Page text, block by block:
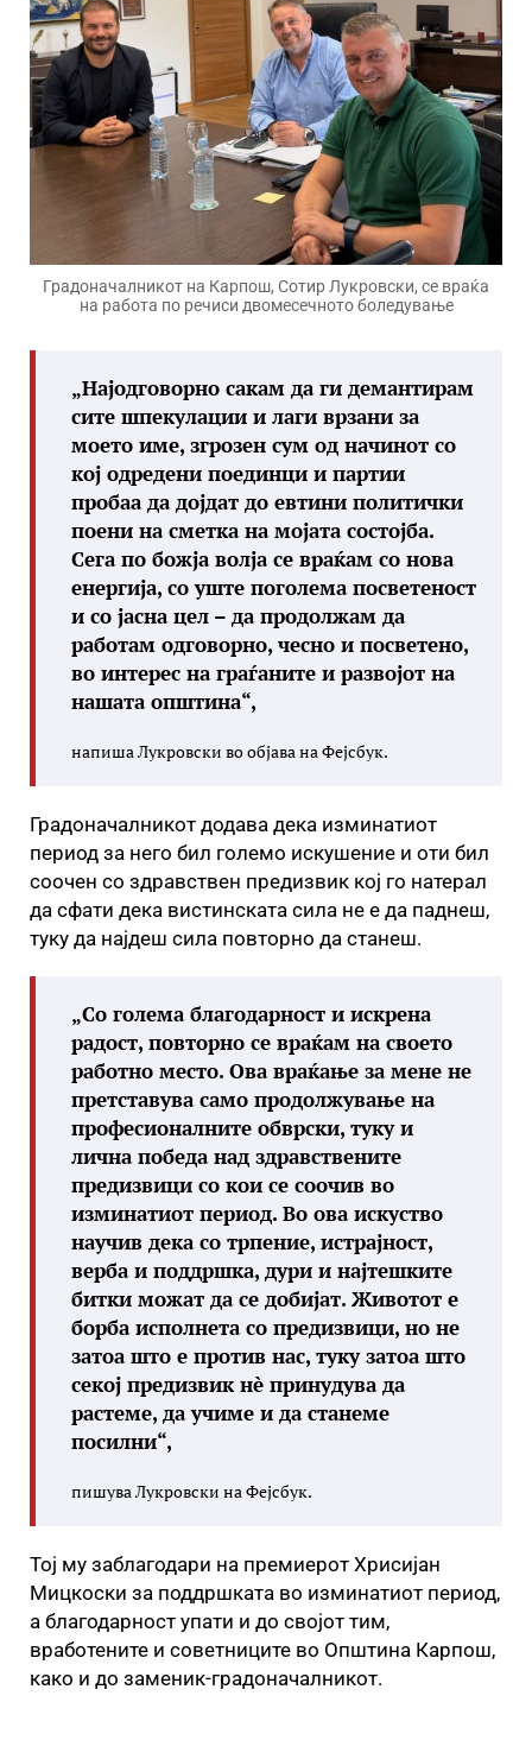
Градоначалникот на Карпош, Сотир Лукровски, се враќа
на работа по речиси двомесечното боледување
„Најодговорно сакам да ги демантирам
сите шпекулации и лаги врзани за
моето име, згрозен сум од начинот со
кој одредени поединци и партии
пробаа да дојдат до евтини политички
поени на сметка на мојата состојба.
Сега по божја волја се враќам со нова
енергија, со уште поголема посветеност
и со јасна цел – да продолжам да
работам одговорно, чесно и посветено,
во интерес на граѓаните и развојот на
нашата општина“,
напиша Лукровски во објава на Фејсбук.
Градоначалникот додава дека изминатиот
период за него бил големо искушение и оти бил
соочен со здравствен предизвик кој го натерал
да сфати дека вистинската сила не е да паднеш,
туку да најдеш сила повторно да станеш.
„Со голема благодарност и искрена
радост, повторно се враќам на своето
работно место. Ова враќање за мене не
претставува само продолжување на
професионалните обврски, туку и
лична победа над здравствените
предизвици со кои се соочив во
изминатиот период. Во ова искуство
научив дека со трпение, истрајност,
верба и поддршка, дури и најтешките
битки можат да се добијат. Животот е
борба исполнета со предизвици, но не
затоа што е против нас, туку затоа што
секој предизвик нè принудува да
растеме, да учиме и да станеме
посилни“,
пишува Лукровски на Фејсбук.
Тој му заблагодари на премиерот Хрисијан
Мицкоски за поддршката во изминатиот период,
а благодарност упати и до својот тим,
вработените и советниците во Општина Карпош,
како и до заменик-градоначалникот.